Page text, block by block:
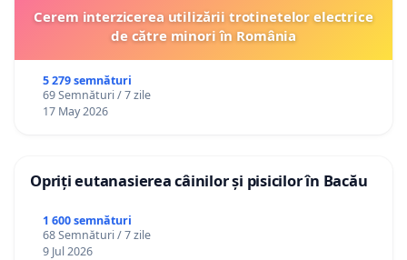
Cerem interzicerea utilizării trotinetelor electrice
de către minori în România
5 279 semnături
69 Semnături / 7 zile
17 May 2026
Opriți eutanasierea câinilor și pisicilor în Bacău
1 600 semnături
68 Semnături / 7 zile
9 Jul 2026